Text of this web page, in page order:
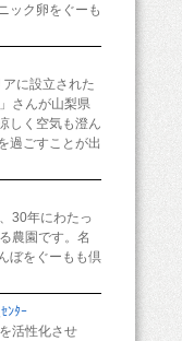
ック卵をぐーも
に設立された
さんが山梨県
しく空気も澄ん
過ごすことが出
30年にわたっ
農園です。名
ぼをぐーもも倶
ﾝﾀｰ
活性化させ